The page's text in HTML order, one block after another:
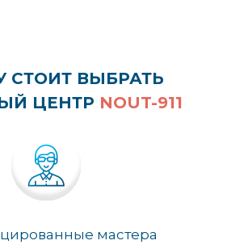
СТОИТ ВЫБРАТЬ
ЦЕНТР NOUT-911
мастера